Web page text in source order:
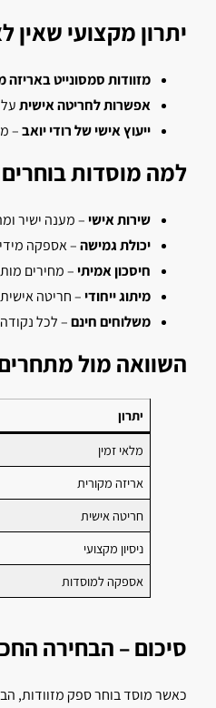
יתרון מקצועי שאין
מזוודות סמסונייט
אפשרות לחריטה אישית
ייעוץ אישי של רודי יואב– מעל 30 שנות ניסיון
למה מוסדות בוחרים
שירות אישי– מענה ישיר
יכולת גמישה– אספקה
חיסכון אמיתי– מחירים
מיתוג ייחודי– חריטה
משלוחים חינם– לכל
השוואה מול
יתרון
מלאי זמין
אריזה מקורית
חריטה אישית
ניסיון מקצועי
אספקה למוסדות
סיכום – הבחירה
כאשר מוסד בוחר ספק מזוודות,